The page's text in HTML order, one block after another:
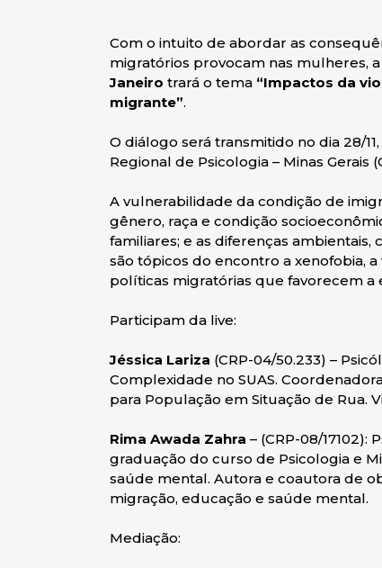
Com o intuito de abordar as
migratórios provocam nas mulheres,
Janeiro trará o tema “Impactos da
migrante”.
O diálogo será transmitido no dia 28/
Regional de Psicologia – Minas Gerais
A vulnerabilidade da condição de
gênero, raça e condição
familiares; e as diferenças
são tópicos do encontro a xenofobia,
políticas migratórias que favorecem a
Participam da live:
Jéssica Lariza (CRP-04/50.233) –
Complexidade no SUAS.
para População em Situação de Rua.
Rima Awada Zahra – (CRP-08/
graduação do curso de Psicologia e
saúde mental. Autora e coautora de
migração, educação e saúde mental.
Mediação: